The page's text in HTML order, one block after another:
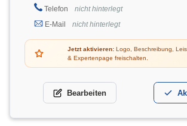
Telefon
nicht hinterlegt
E-Mail
nicht hinterlegt
Jetzt aktivieren: Logo, Beschreibung,
& Expertenpage freischalten.
Bearbeiten